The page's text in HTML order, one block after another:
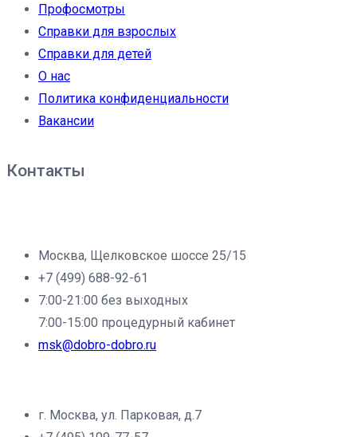
Профосмотры
Справки для взрослых
Справки для детей
О нас
Политика конфиденциальности
Вакансии
Контакты
Москва, Щелковское шоссе 25/15
+7 (499) 688-92-61
7:00-21:00 без выходных
7:00-15:00 процедурный кабинет
msk@dobro-dobro.ru
г. Москва, ул. Парковая, д.7